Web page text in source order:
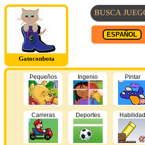
Gatoconbota
ESPAÑOL
Pequeños Ingenio Pintar
Carreras Deportes Habilidad